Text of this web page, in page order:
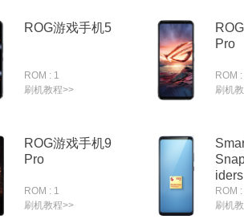
ROG游戏手机5
ROM : 1
刷机教程>>
Pro
ROM :
刷机
ROG游戏手机9
Pro
ROM : 1
刷机教程>>
iders
ROM :
刷机